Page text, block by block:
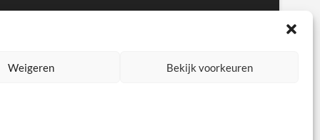
Weigeren Bekijk voorkeuren